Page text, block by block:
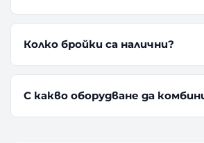
Колко бройки са налични?
С какво оборудване да